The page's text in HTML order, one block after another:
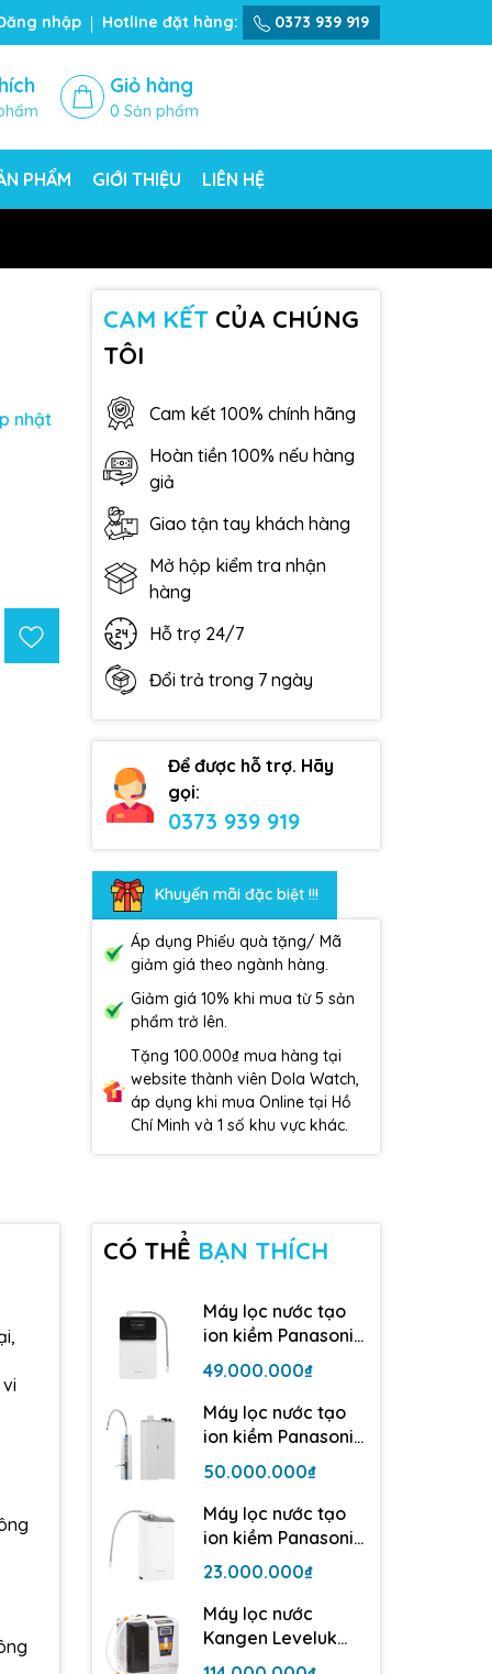
nhập Hotline đặt hàng: 0373 939 919
Giỏ hàng
0 Sản phẩm
PHẨM GIỚI THIỆU LIÊN HỆ
nhật
CAM KẾTCỦA CHÚNG
TÔI
Cam kết 100% chính hãng
Hoàn tiền 100% nếu hàng
giả
Giao tận tay khách hàng
Mở hộp kiểm tra nhận
hàng
Hỗ trợ 24/7
Đổi trả trong 7 ngày
Để được hỗ trợ. Hãy
gọi:
0373 939 919
Khuyến mãi đặc biệt !!!
Áp dụng Phiếu quà tặng/ Mã
giảm giá theo ngành hàng.
Giảm giá 10% khi mua từ 5 sản
phẩm trở lên.
Tặng 100.000₫ mua hàng tại
website thành viên Dola Watch,
áp dụng khi mua Online tại Hồ
Chí Minh và 1 số khu vực khác.
CÓ THỂ BẠN THÍCH
Máy lọc nước tạo
ion kiềm Panasonic
TK-AS700 | 5 tấm
điện cực
49.000.000₫
Máy lọc nước tạo
ion kiềm Panasonic
TK-AB50| 5 tấm
điện cực
50.000.000₫
Máy lọc nước tạo
ion kiềm Panasonic
TK-AS500 | 3 tấm
điện cực
23.000.000₫
Máy lọc nước
Kangen Leveluk
Super 501